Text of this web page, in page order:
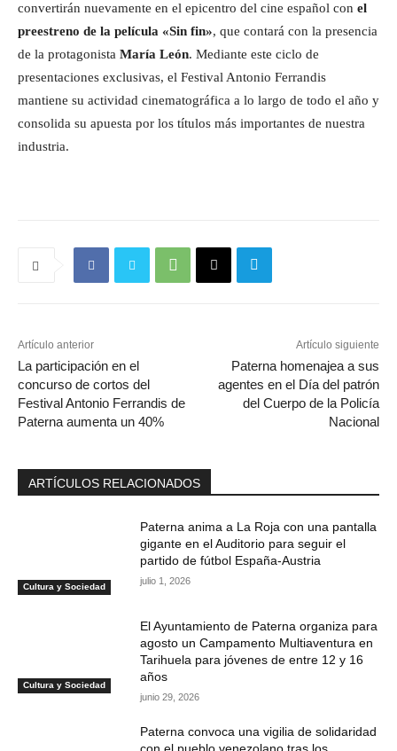
convertirán nuevamente en el epicentro del cine español con el
preestreno de la película «Sin fin», que contará con la presencia
de la protagonista María León. Mediante este ciclo de
presentaciones exclusivas, el Festival Antonio Ferrandis
mantiene su actividad cinematográfica a lo largo de todo el año y
consolida su apuesta por los títulos más importantes de nuestra
industria.
Artículo anterior
La participación en el
concurso de cortos del
Festival Antonio Ferrandis de
Paterna aumenta un 40%
Artículo siguiente
Paterna homenajea a sus
agentes en el Día del patrón
del Cuerpo de la Policía
Nacional
ARTÍCULOS RELACIONADOS
Cultura y Sociedad
Paterna anima a La Roja con una pantalla
gigante en el Auditorio para seguir el
partido de fútbol España-Austria
julio 1, 2026
Cultura y Sociedad
El Ayuntamiento de Paterna organiza para
agosto un Campamento Multiaventura en
Tarihuela para jóvenes de entre 12 y 16
años
junio 29, 2026
Paterna convoca una vigilia de solidaridad
con el pueblo venezolano tras los